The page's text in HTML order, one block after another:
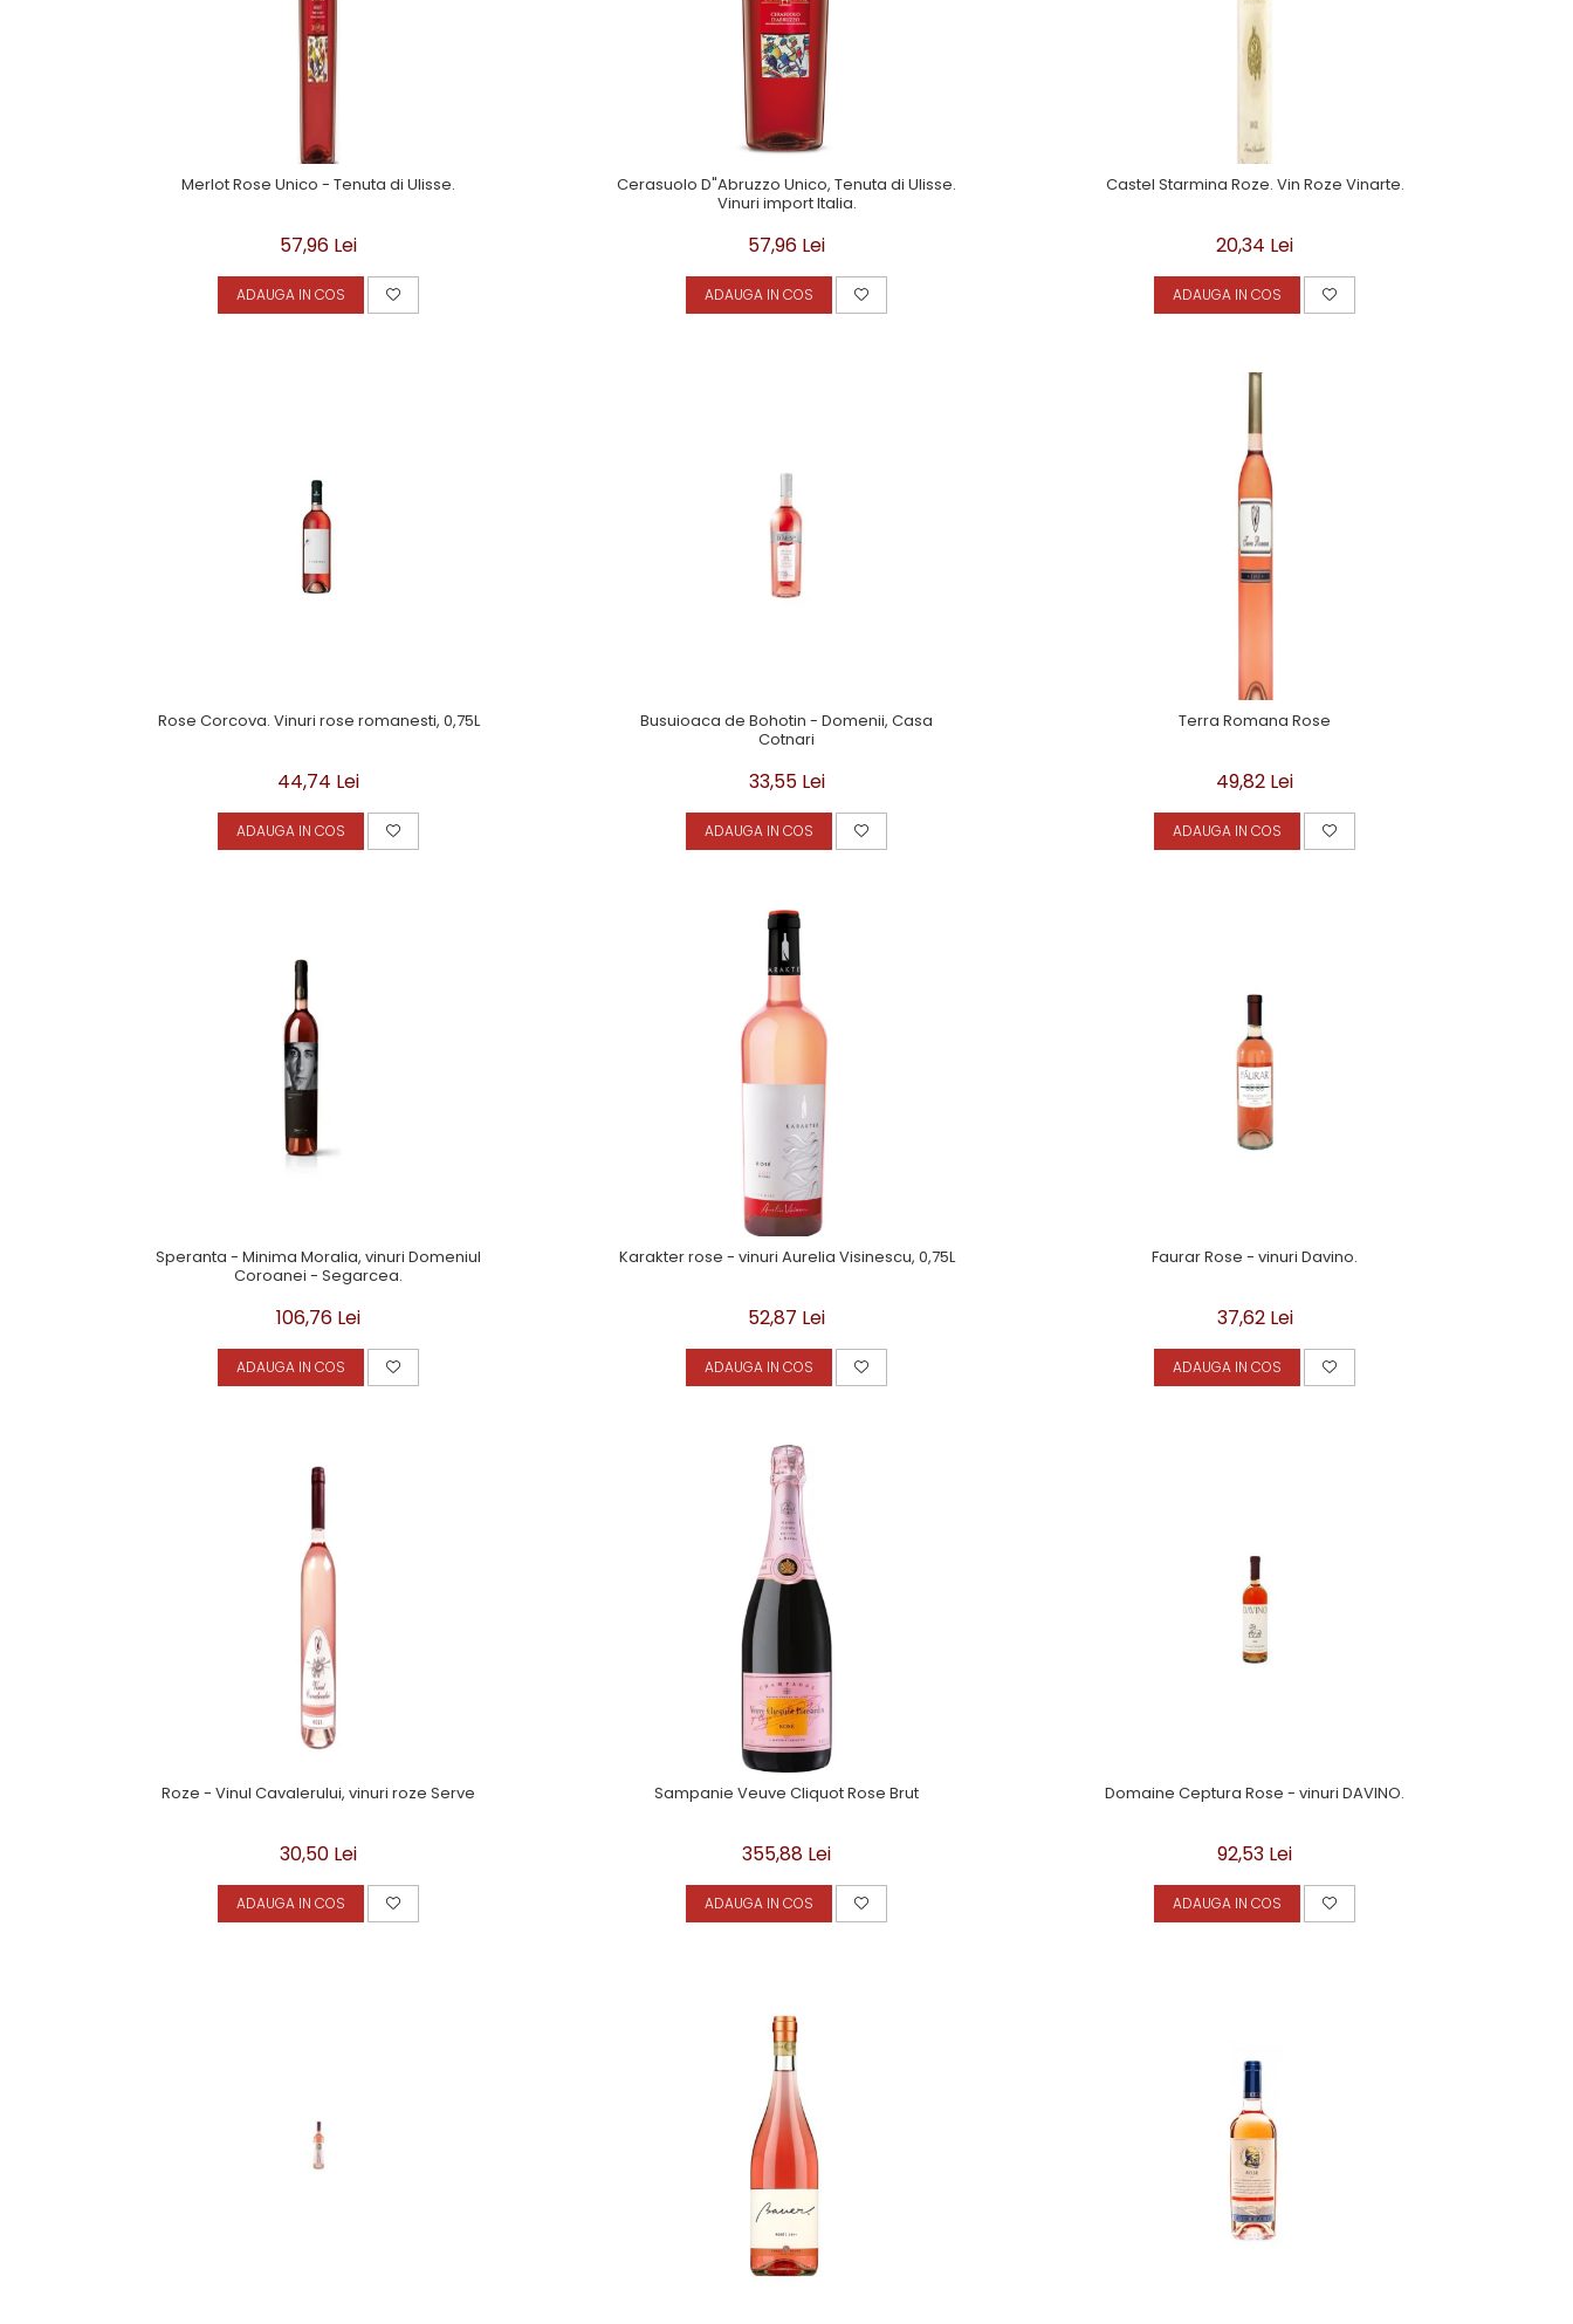
Merlot Rose Unico - Tenuta di Ulisse.
57,96 Lei
ADAUGA IN COS
Cerasuolo D"Abruzzo Unico, Tenuta di Ulisse.
Vinuri import Italia.
57,96 Lei
ADAUGA IN COS
Castel Starmina Roze. Vin Roze Vinarte.
20,34 Lei
ADAUGA IN COS
Rose Corcova. Vinuri rose romanesti, 0,75L
44,74 Lei
ADAUGA IN COS
Busuioaca de Bohotin - Domenii, Casa
Cotnari
33,55 Lei
ADAUGA IN COS
Terra Romana Rose
49,82 Lei
ADAUGA IN COS
Speranta - Minima Moralia, vinuri Domeniul
Coroanei - Segarcea.
106,76 Lei
ADAUGA IN COS
Karakter rose - vinuri Aurelia Visinescu, 0,75L
52,87 Lei
ADAUGA IN COS
Faurar Rose - vinuri Davino.
37,62 Lei
ADAUGA IN COS
Roze - Vinul Cavalerului, vinuri roze Serve
30,50 Lei
ADAUGA IN COS
Sampanie Veuve Cliquot Rose Brut
355,88 Lei
ADAUGA IN COS
Domaine Ceptura Rose - vinuri DAVINO.
92,53 Lei
ADAUGA IN COS